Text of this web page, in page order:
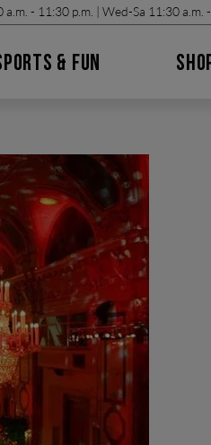
a.m. - 11:30 p.m. | Wed-Sa 11:30 a.m. -
& FUN